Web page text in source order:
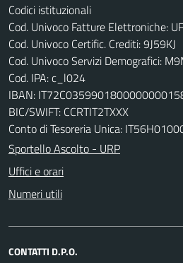
Codici istituzionali
Cod. Univoco Fatture Elettroniche:
Cod. Univoco Certific. Crediti: 9J59KJ
Cod. Univoco Servizi Demografici:
Cod. IPA: c_l024
IBAN:
BIC/SWIFT: CCRTIT2TXXX
Conto di Tesoreria Unica:
Sportello Ascolto - URP
Uffici e orari
Numeri utili
CONTATTI D.P.O.